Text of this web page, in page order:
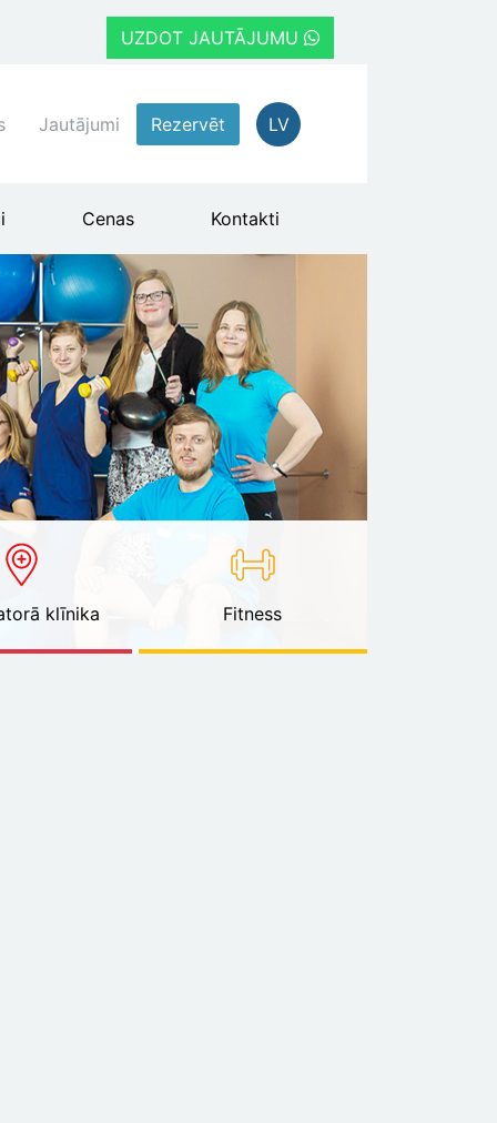
UZDOT JAUTĀJUMU
Jautājumi Rezervēt LV
Cenas Kontakti
klīnika Fitness